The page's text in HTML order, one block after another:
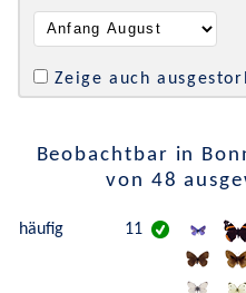
Zeige auch
Beobachtbar in
von 48
häufig 11